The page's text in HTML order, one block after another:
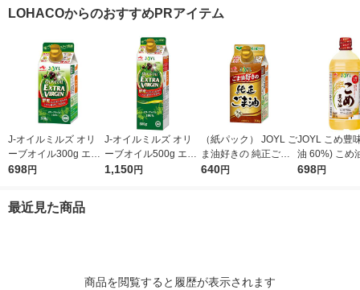
ゴマ（イチオシ） オ
シ）
LOHACOからのおすすめPRアイテム
J-オイルミルズ オリ
ーブオイル300g エキ
ストラバージン スペ
L
698円
J-オイルミルズ オリ
ーブオイル500g エキ
ストラバージン スペ
1,150円
（紙パック） JOYL ご
ま油好きの 純正ごま
油 300g 1本 味の素 J-
640円
JOYL こめ豊
油 60%) こめ油 ブレ
ンド 味の素
698円
最近見た商品
商品を閲覧すると履歴が表示されます